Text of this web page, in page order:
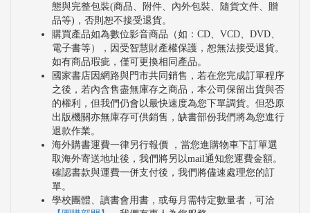
態與完整包裝(商品、附件、內外包裝、隨貨文件、贈
品等)，否則恕不接受退貨。
購買產品如為數位影音商品（如：CD、VCD、DVD、
電子書等），因受智慧財產權保護，恕無法接受退貨。
如有商品瑕疵，僅可更換相同產品。
國家書店因網路與門市共同銷售，若在您完成訂單程序
之後，若內含售盡無庫存之商品，本公司保留出貨與否
的權利，但我們仍會以最快速度為您下單調貨。但恐原
出版機關亦無庫存可供銷售，缺書部份我們將為您進行
退款作業。
海外購書運費一律另行報價 ，當您進購物車下訂單選
取海外寄送地址後，我們將另以mail通知您運費金額。
確認書款與運費一併支付後，我們將儘速處理您的訂
單。
學校團體、讀書會用書，或每月需特定數量者，可洽